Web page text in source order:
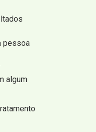
pessoa
algum